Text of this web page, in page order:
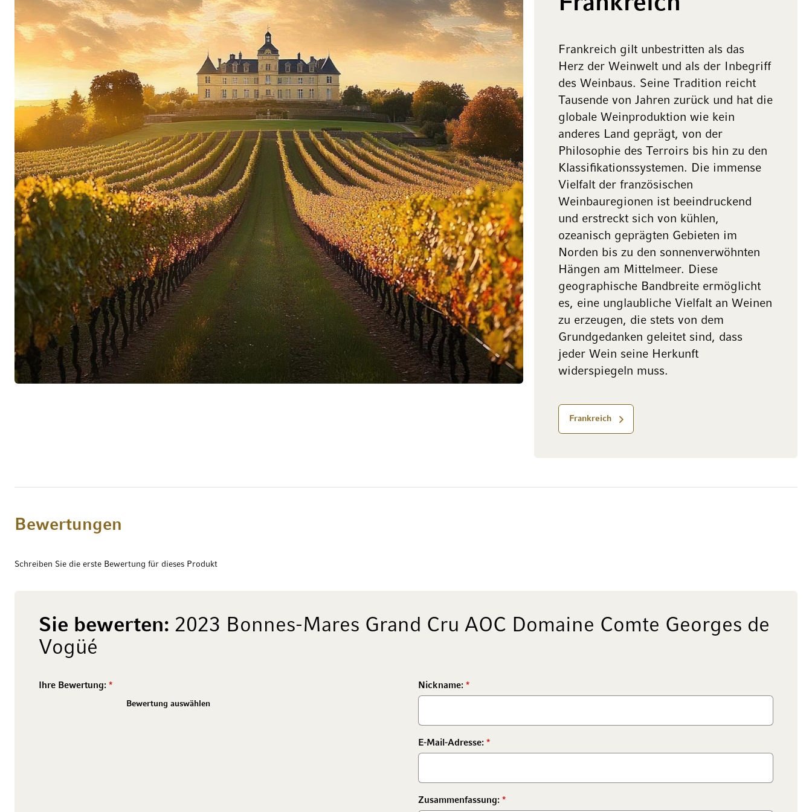
dunkelbraunen Lehmboden erheblich davon und bringt festere Pinots mit
wuchtigerer Frucht hervor. Mit ihren Crus aus diesen zwei weltberühmten
Weinbergen bildet Familie de Vogüé die stilistische Bandbreite der Cote de Nuits
grandios ab.
Der einzigartigen Charakter des Terroirs in Geschmack umsetzen
Höchste Ansprüche an die Güte der Frucht und das Mindestalter der Reben
sorgen dafür, die qualitative Ausnahmestellung der Domaine mit jedem neuen
Jahrgang zu untermauern. Deshalb wird im Grand Cru Musigny beispielsweise
der gesamte Ertrag von Rebstöcken, die jünger als 25 Jahre sind, automatisch
deklassiert und fliesst in den Chambolle-Musigny Premier Cru. Ein ebenso
wichtiger Stützpfeiler für die aussergewöhnliche Persönlichkeit der Weine ist die
jahrelange, personelle Kontinuität im Weinberg und im Weinkeller: Ein
eingespieltes Team sorgt in den Reben für naturnahen Anbau und perfekt
ausgereifte Trauben, während der Kellermeister sich um den schonenden Ausbau
kümmert. Dazu reifen die Weine traditionell in den typischen Burgunderfässern
mit einem Fassungsvermögen von 228 Liter, der Anteil neuer Pieces beträgt je
nach Wein zwischen 15 und 35 Prozent. Jeder Handgriff geschieht mit ungemein
viel Fingerspitzengefühl, denn den einmaligen Charakter der
kostbaren Einzellagen unverfälscht in den Wein zu übersetzen und dabei den
natürlichen Wetterverlauf eines Jahrgangs transparent abzubilden, ist das erklärte
Ziel der erfahrenen Crew. In der kellertechnischen Praxis bedeutet das, den
Weinen keinen uniformen Stempel aufzudrücken, sondern den spezifischen
Frankreich gilt unbestritten als das
Herz der Weinwelt und als der Inbegriff
des Weinbaus. Seine Tradition reicht
Tausende von Jahren zurück und hat die
globale Weinproduktion wie kein
anderes Land geprägt, von der
Philosophie des Terroirs bis hin zu den
Klassifikationssystemen. Die immense
Vielfalt der französischen
Weinbauregionen ist beeindruckend
und erstreckt sich von kühlen,
ozeanisch geprägten Gebieten im
Norden bis zu den sonnenverwöhnten
Hängen am Mittelmeer. Diese
geographische Bandbreite ermöglicht
es, eine unglaubliche Vielfalt an Weinen
zu erzeugen, die stets von dem
Grundgedanken geleitet sind, dass
jeder Wein seine Herkunft
widerspiegeln muss.
Frankreich
Bewertungen
Schreiben Sie die erste Bewertung für dieses Produkt
Sie bewerten: 2023 Bonnes-Mares Grand Cru AOC Domaine Comte Georges de
Vogüé
Ihre Bewertung:
Bewertung auswählen
9 stars
10 stars
Nickname:
E-Mail-Adresse:
Zusammenfassung: